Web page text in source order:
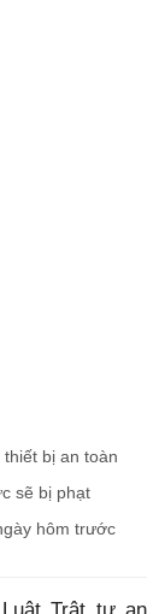
bị an toàn
sẽ bị phạt
hôm trước